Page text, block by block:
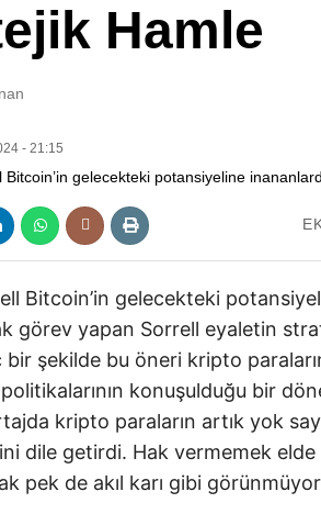
Hamle
- 21:15
Bitcoin’in gelecekteki
görev yapan Sorrell eyaletin
şekilde bu öneri kripto
konuşulduğu bir
kripto paraların artık yok
dile getirdi. Hak vermemek elde
pek de akıl karı gibi